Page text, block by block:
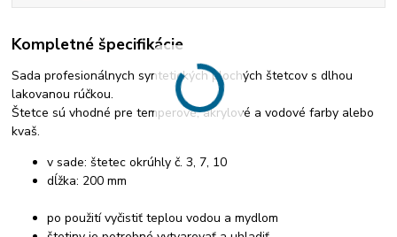
Kompletné špecifikácie
Sada profesionálnych syntetických plochých štetcov s dlhou
lakovanou rúčkou.
Štetce sú vhodné pre temperové, akrylové a vodové farby alebo
kvaš.
v sade: štetec okrúhly č. 3, 7, 10
dĺžka: 200 mm
po použití vyčistiť teplou vodou a mydlom